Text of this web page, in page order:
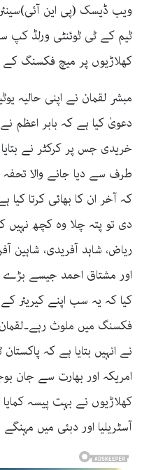
ویب ڈیسک (پی این
ٹیم کے ٹی ٹوئنٹی ورلڈ کپ
کھلاڑیوں پر میچ فکسنگ کے
مبشر لقمان نے اپنی حالیہ
خریدی جس پر کرکٹر نے
طرف سے دیا جانے والا
کہ آخر ان کا بھائی کرتا
دی تو پتہ چلا وہ کچھ نہیں
ریاض، شاہد آفریدی، شاہین
اور مشتاق احمد جیسے بڑے
کیا کہ یہ سب اپنے کیریئر
فکسنگ میں ملوث
نے انہیں بتایا ہے کہ
امریکہ اور بھارت سے جان
کھلاڑیوں نے بہت پیسہ
آسٹریلیا اور دبئی میں